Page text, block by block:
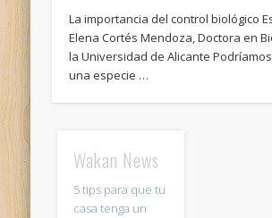
La importancia del control biológico
Elena Cortés Mendoza, Doctora en
la Universidad de Alicante
una especie …
Wakan News
5 tips para que tu
casa tenga un